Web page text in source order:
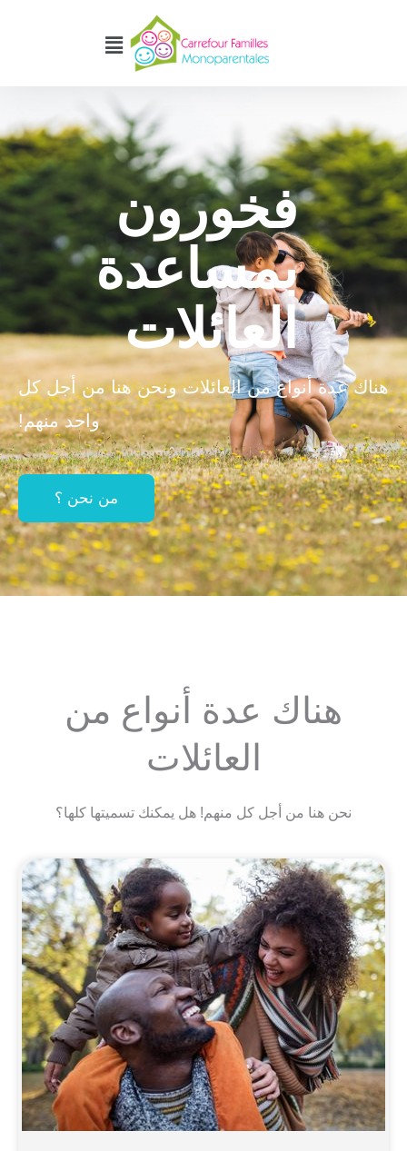
Main
فخورون
بمساعدة
العائلات
هناك عدة أنواع من العائلات ونحن هنا من أجل كل
واحد منهم!
من نحن ؟
هناك عدة أنواع من
العائلات
نحن هنا من أجل كل منهم! هل يمكنك تسميتها كلها؟